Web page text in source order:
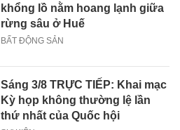
khổng lồ nằm hoang lạnh giữa
rừng sâu ở Huế
BẤT ĐỘNG SẢN
Sáng 3/8 TRỰC TIẾP: Khai mạc
Kỳ họp không thường lệ lần
thứ nhất của Quốc hội